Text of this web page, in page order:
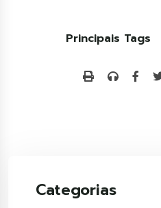
Principais Tags
Categorias